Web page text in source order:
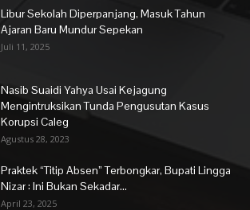
Libur Sekolah Diperpanjang, Masuk Tahun
Ajaran Baru Mundur Sepekan
Juli 11, 2025
Nasib Suaidi Yahya Usai Kejagung
Mengintruksikan Tunda Pengusutan Kasus
Korupsi Caleg
Agustus 28, 2023
Praktek “Titip Absen” Terbongkar, Bupati Lingga
Nizar : Ini Bukan Sekadar...
April 23, 2025